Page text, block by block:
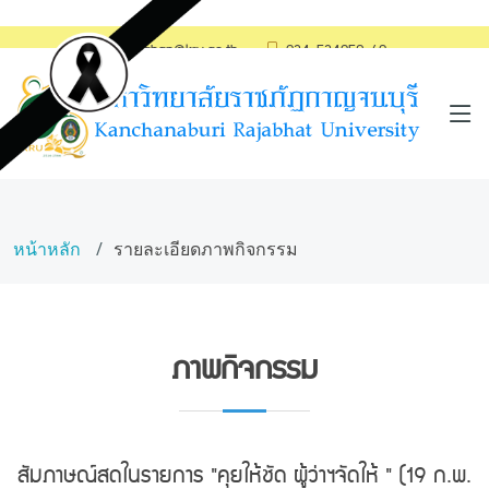
saraban@kru.ac.th 034-534059-60
หน้าหลัก รายละเอียดภาพกิจกรรม
ภาพกิจกรรม
สัมภาษณ์สดในรายการ "คุยให้ชัด ผู้ว่าฯจัดให้ " (19 ก.พ.